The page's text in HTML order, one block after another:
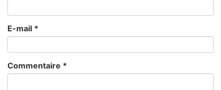
E-mail *
Commentaire *